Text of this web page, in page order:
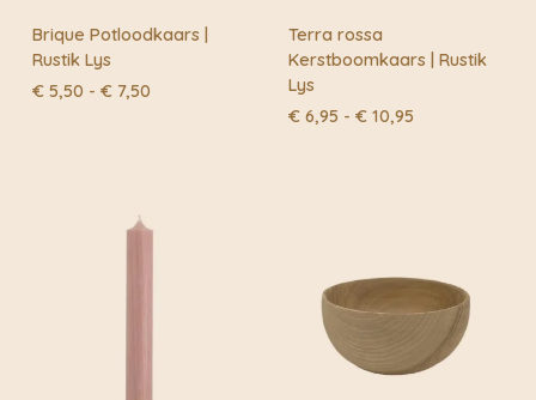
Brique Potloodkaars |
Rustik Lys
€ 5,50 - € 7,50
Terra rossa
Kerstboomkaars | Rustik
Lys
€ 6,95 - € 10,95